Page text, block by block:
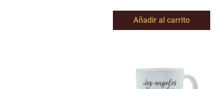
Añadir al carrito